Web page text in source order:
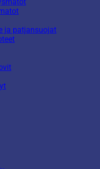
ja patjansuojat